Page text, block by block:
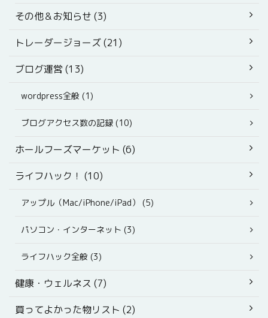
その他＆お知らせ (3)
トレーダージョーズ (21)
ブログ運営 (13)
wordpress全般 (1)
ブログアクセス数の記録 (10)
ホールフーズマーケット (6)
ライフハック！ (10)
アップル（Mac/iPhone/iPad） (5)
パソコン・インターネット (3)
ライフハック全般 (3)
健康・ウェルネス (7)
買ってよかった物リスト (2)